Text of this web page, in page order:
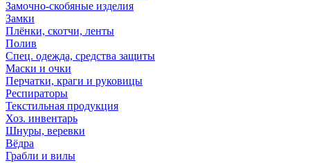
Замочно-скобяные изделия
Замки
Плёнки, скотчи, ленты
Полив
Спец. одежда, средства защиты
Маски и очки
Перчатки, краги и руковицы
Респираторы
Текстильная продукция
Хоз. инвентарь
Шнуры, веревки
Вёдра
Грабли и вилы